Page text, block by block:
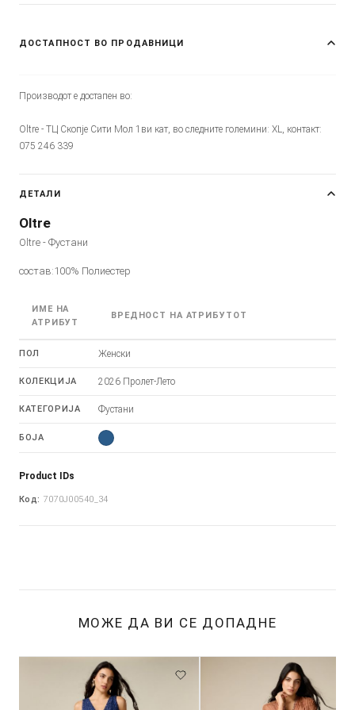
ДОСТАПНОСТ ВО ПРОДАВНИЦИ
Производот е достапен во:
Oltre - ТЦ Скопје Сити Мол 1ви кат, во следните големини: XL, контакт:
075 246 339
ДЕТАЛИ
Oltre
Oltre - Фустани
состав:100% Полиестер
ИМЕ НА
АТРИБУТ
ВРЕДНОСТ НА АТРИБУТОТ
ПОЛ Женски
КОЛЕКЦИЈА 2026 Пролет-Лето
КАТЕГОРИЈА Фустани
БОЈА
Product IDs
Код: 7070J00540_34
МОЖЕ ДА ВИ СЕ ДОПАДНЕ